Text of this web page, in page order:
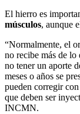
El hierro es
músculos, aunque
“Normalmente, el
no recibe más de lo
no tener un aporte
meses o años se
pueden corregir
que deben ser
INCMN.